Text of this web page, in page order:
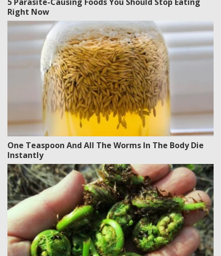
Right Now
One Teaspoon And All The Worms In The Body Die
Instantly